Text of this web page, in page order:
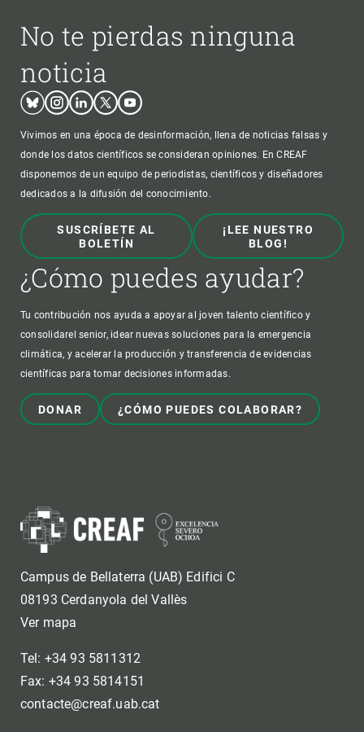
No te pierdas ninguna
noticia
BlueskyInstagram
LinkedinTwitterYoutube
Vivimos en una época de desinformación, llena de noticias falsas y
donde los datos científicos se consideran opiniones. En CREAF
disponemos de un equipo de periodistas, científicos y diseñadores
dedicados a la difusión del conocimiento.
SUSCRÍBETE AL
BOLETÍN
¡LEE NUESTRO
BLOG!
¿Cómo puedes ayudar?
Tu contribución nos ayuda a apoyar al joven talento científico y
consolidarel senior, idear nuevas soluciones para la emergencia
climática, y acelerar la producción y transferencia de evidencias
científicas para tomar decisiones informadas.
DONAR ¿CÓMO PUEDES COLABORAR?
Campus de Bellaterra (UAB) Edifici C
08193 Cerdanyola del Vallès
Ver mapa
Tel: +34 93 5811312
Fax: +34 93 5814151
contacte@creaf.uab.cat